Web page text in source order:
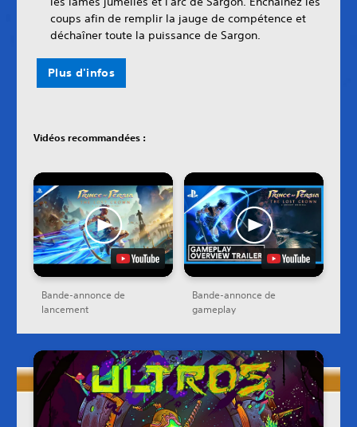
coups afin de remplir la jauge de compétence et
déchaîner toute la puissance de Sargon.
Plus d'infos
Vidéos recommandées :
Bande-annonce de
lancement
Bande-annonce de
gameplay